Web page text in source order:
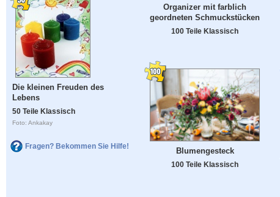
Die kleinen Freuden des
Lebens
50 Teile Klassisch
Foto: Ankakay
Fragen? Bekommen Sie Hilfe!
Organizer mit farblich
geordneten Schmuckstücken
100 Teile Klassisch
Blumengesteck
100 Teile Klassisch